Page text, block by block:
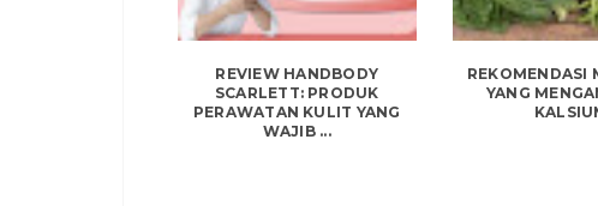
REVIEW HANDBODY
SCARLETT: PRODUK
PERAWATAN KULIT YANG
WAJIB ...
REKOMENDASI
YANG